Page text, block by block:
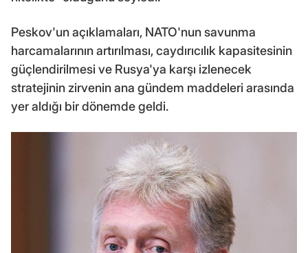
Peskov'un açıklamaları, NATO'nun savunma
harcamalarının artırılması, caydırıcılık kapasitesinin
güçlendirilmesi ve Rusya'ya karşı izlenecek
stratejinin zirvenin ana gündem maddeleri arasında
yer aldığı bir dönemde geldi.